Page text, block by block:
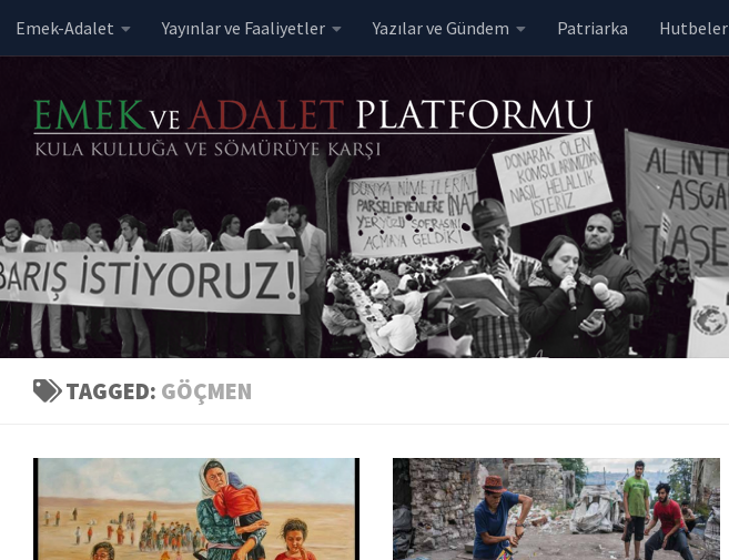
Skip to content
Emek-Adalet Yayınlar ve Faaliyetler Yazılar ve Gündem Patriarka Hutbeler
TAGGED: GÖÇMEN